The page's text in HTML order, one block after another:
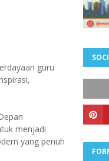
guru
menjadi
yang penuh